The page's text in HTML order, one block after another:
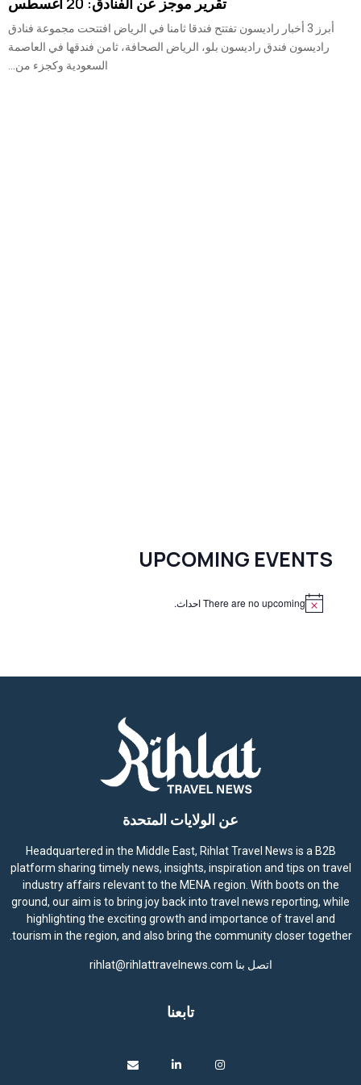
أبرز 3 أخبار راديسون تفتتح فندقا ثامنا في الرياض افتتحت مجموعة فنادق
راديسون فندق راديسون بلو، الرياض الصحافة، ثامن فندقها في العاصمة
السعودية وكجزء من...
UPCOMING EVENTS
There are no upcoming احداث.
عن الولايات المتحدة
Headquartered in the Middle East, Rihlat Travel News is a B2B
platform sharing timely news, insights, inspiration and tips on travel
industry affairs relevant to the MENA region. With boots on the
ground, our aim is to bring joy back into travel news reporting, while
highlighting the exciting growth and importance of travel and
tourism in the region, and also bring the community closer together.
اتصل بنا rihlat@rihlattravelnews.com
تابعنا